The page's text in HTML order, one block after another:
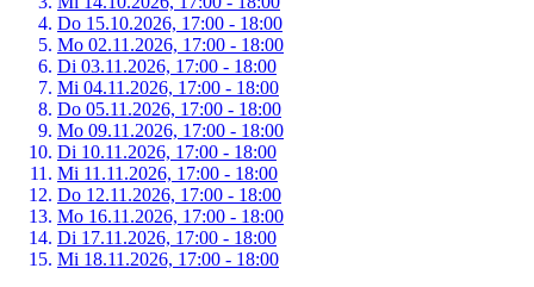
Do 15.10.2026, 17:00 - 18:00
Mo 02.11.2026, 17:00 - 18:00
Di 03.11.2026, 17:00 - 18:00
Mi 04.11.2026, 17:00 - 18:00
Do 05.11.2026, 17:00 - 18:00
Mo 09.11.2026, 17:00 - 18:00
Di 10.11.2026, 17:00 - 18:00
Mi 11.11.2026, 17:00 - 18:00
Do 12.11.2026, 17:00 - 18:00
Mo 16.11.2026, 17:00 - 18:00
Di 17.11.2026, 17:00 - 18:00
Mi 18.11.2026, 17:00 - 18:00